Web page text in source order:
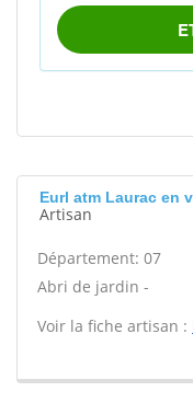
Eurl atm Laurac en
Artisan
Département: 07
Abri de jardin -
Voir la fiche artisan :